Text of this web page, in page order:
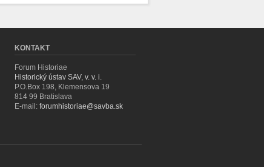
KONTAKT
Forum Historiae
Historický ústav SAV, v. v. i.
P.O.Box 198, Klemensova 19
814 99 Bratislava
E-mail: forumhistoriae@savba.sk